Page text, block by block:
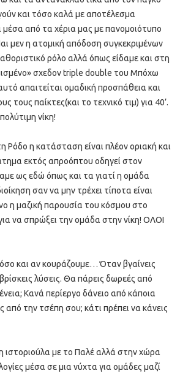
και τόσο καλά με αποτέλεσμα
μέσα από τα χέρια μας με πανομοιότυπο
μεν η ατομική απόδοση συγκεκριμένων
ρόλο αλλά όπως είδαμε και στη
σχεδον triple double του Μπόχω
απαιτείται ομαδική προσπάθεια και
τους παίκτες(και το τεχνικό τιμ) για 40’.
νίκη!
Ρόδο η κατάσταση είναι πλέον οριακή και
εκτός απροόπτου οδηγεί στον
ως εδώ όπως και τα γιατί η ομάδα
σαν να μην τρέχει τίποτα είναι
η μαζική παρουσία του κόσμου στο
να σπρώξει την ομάδα στην νίκη! ΟΛΟΙ
και αν κουράζουμε… Όταν βγαίνεις
λύσεις. Θα πάρεις δωρεές από
Κανά περίεργο δάνειο από κάποια
από την τσέπη σου; κάτι πρέπει να κάνεις
με το Παλέ αλλά στην χώρα
μέσα σε μια νύχτα για ομάδες μαζί